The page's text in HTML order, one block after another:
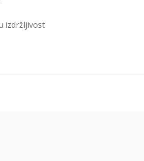
izdržljivost